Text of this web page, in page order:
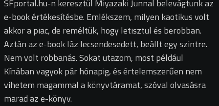
SFportal.hu-n keresztül Miyazaki Junnal belevágtunk az
e-book értékesítésbe. Emlékszem, milyen kaotikus volt
akkor a piac, de reméltük, hogy letisztul és berobban.
Aztán az e-book láz lecsendesedett, beállt egy szintre.
Nem volt robbanás. Sokat utazom, most például
Kínában vagyok pár hónapig, és értelemszerűen nem
vihetem magammal a könyvtáramat, szóval olvasásra
marad az e-könyv.